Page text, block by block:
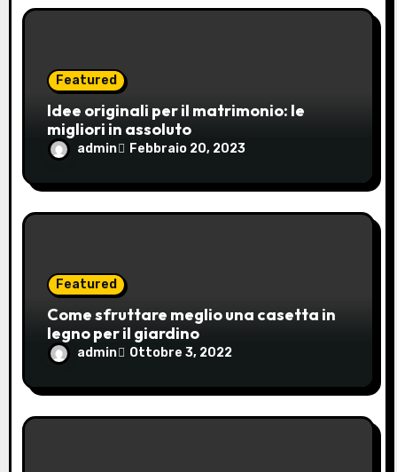
r
l
Featured
Idee originali per il matrimonio: le
migliori in assoluto
admin Febbraio 20, 2023
Featured
Come sfruttare meglio una casetta in
legno per il giardino
admin Ottobre 3, 2022